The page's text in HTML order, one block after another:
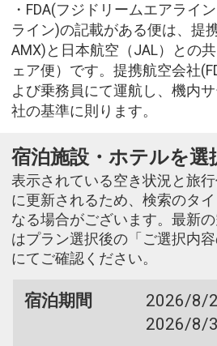
・FDA(フジドリームエアライ
ライン)の記載がある便は、提
AMX)と日本航空（JAL）との
ェア便）です。提携航空会社
よび乗務員にて運航し、機内
社の基準に則ります。
宿泊施設・ホテルを
表示されている空き状況と旅
に更新されるため、検索のタ
なる場合がございます。最新
はプラン選択後の「ご選択内
にてご確認ください。
宿泊期間
2026/8/
2026/8/